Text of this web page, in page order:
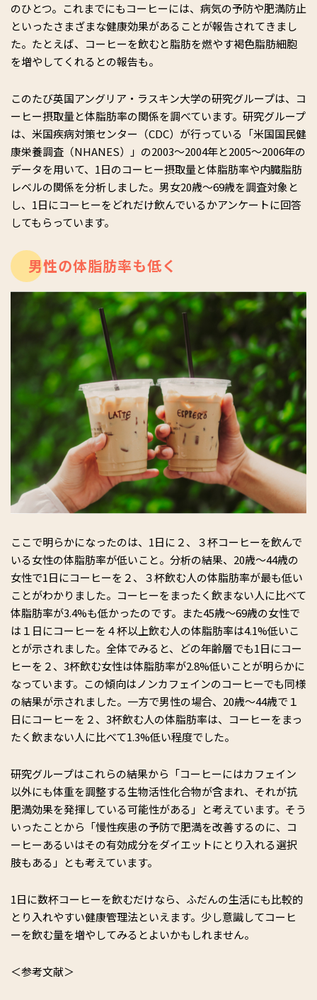
のひとつ。これまでにもコーヒーには、病気の予防や肥満防止
といったさまざまな健康効果があることが報告されてきまし
た。たとえば、コーヒーを飲むと脂肪を燃やす褐色脂肪細胞
を増やしてくれるとの報告も。
このたび英国アングリア・ラスキン大学の研究グループは、コ
ーヒー摂取量と体脂肪率の関係を調べています。研究グループ
は、米国疾病対策センター（CDC）が行っている「米国国民健
康栄養調査（NHANES）」の2003～2004年と2005～2006年の
データを用いて、1日のコーヒー摂取量と体脂肪率や内臓脂肪
レベルの関係を分析しました。男女20歳～69歳を調査対象と
し、1日にコーヒーをどれだけ飲んでいるかアンケートに回答
してもらっています。
男性の体脂肪率も低く
ここで明らかになったのは、1日に２、３杯コーヒーを飲んで
いる女性の体脂肪率が低いこと。分析の結果、20歳～44歳の
女性で1日にコーヒーを２、３杯飲む人の体脂肪率が最も低い
ことがわかりました。コーヒーをまったく飲まない人に比べて
体脂肪率が3.4%も低かったのです。また45歳～69歳の女性で
は１日にコーヒーを４杯以上飲む人の体脂肪率は4.1%低いこ
とが示されました。全体でみると、どの年齢層でも1日にコー
ヒーを２、3杯飲む女性は体脂肪率が2.8%低いことが明らかに
なっています。この傾向はノンカフェインのコーヒーでも同様
の結果が示されました。一方で男性の場合、20歳～44歳で１
日にコーヒーを２、3杯飲む人の体脂肪率は、コーヒーをまっ
たく飲まない人に比べて1.3%低い程度でした。
研究グループはこれらの結果から「コーヒーにはカフェイン
以外にも体重を調整する生物活性化合物が含まれ、それが抗
肥満効果を発揮している可能性がある」と考えています。そう
いったことから「慢性疾患の予防で肥満を改善するのに、コ
ーヒーあるいはその有効成分をダイエットにとり入れる選択
肢もある」とも考えています。
1日に数杯コーヒーを飲むだけなら、ふだんの生活にも比較的
とり入れやすい健康管理法といえます。少し意識してコーヒ
ーを飲む量を増やしてみるとよいかもしれません。
＜参考文献＞